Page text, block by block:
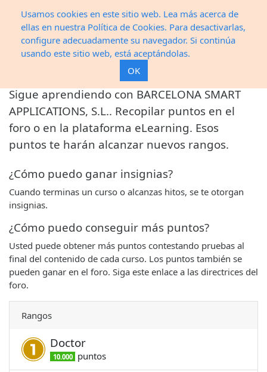
Usamos cookies en este sitio web. Lea más acerca de
ellas en nuestra Política de Cookies. Para desactivarlas,
configure adecuadamente su navegador. Si continúa
usando este sitio web, está aceptándolas.
OK
Sigue aprendiendo con BARCELONA SMART
APPLICATIONS, S.L.. Recopilar puntos en el
foro o en la plataforma eLearning. Esos
puntos te harán alcanzar nuevos rangos.
¿Cómo puedo ganar insignias?
Cuando terminas un curso o alcanzas hitos, se te otorgan
insignias.
¿Cómo puedo conseguir más puntos?
Usted puede obtener más puntos contestando pruebas al
final del contenido de cada curso. Los puntos también se
pueden ganar en el foro. Siga este enlace a las directrices del
foro.
Rangos
Doctor
10.000 puntos